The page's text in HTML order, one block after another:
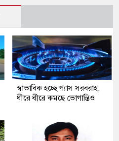
স্বাভাবিক হচ্ছে গ্যাস সরবরাহ,
ধীরে ধীরে কমছে ভোগান্তিও